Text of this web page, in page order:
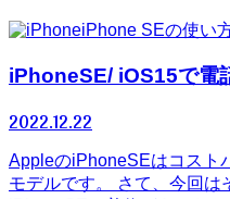
iPhone SEの使い
iPhoneSE/ iOS15で電
2022.12.22
AppleのiPhoneSEはコスト
モデルです。 さて、今回は